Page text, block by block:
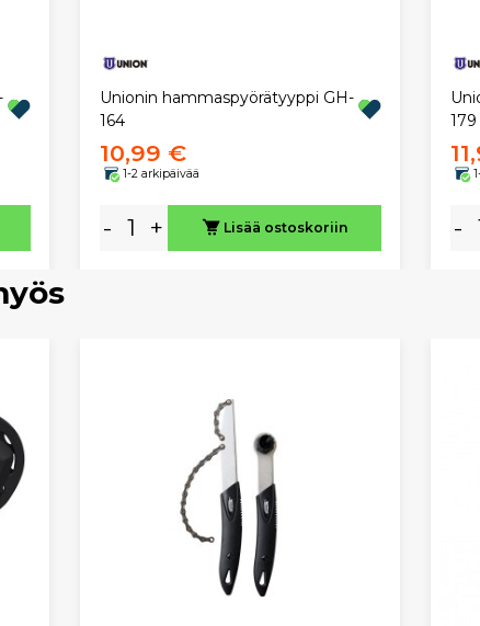
Unionin hammaspyörätyyppi GH-
164
10,99 €
1-2 arkipäivää
- + Lisää ostoskoriin
179
-